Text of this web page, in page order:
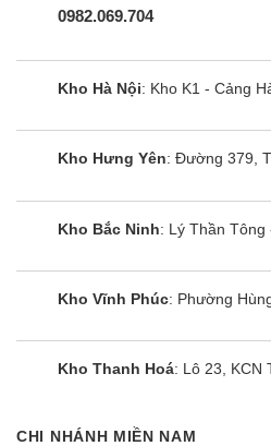
multi LG AMNQ24GTTA0
hợp công nghệ Inverter.
Điều chỉnh vòng quay
ổn định cho căn phòng
Đồng thời hỗ trợ máy
tiêu thụ để mang lại hiệu
Hiệu suất sử dụng điện
Điều hòa LG
Điều hòa multi âm trần LG
0982.069.704
Kho Hà Nội: Kho K1 - Cảng
Kho Hưng Yên: Đường 379,
Kho Bắc Ninh: Lý Thần Tông
Kho Vĩnh Phúc: Phường
Kho Thanh Hoá: Lô 23, KCN
CHI NHÁNH MIỀN NAM